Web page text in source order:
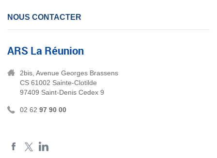
NOUS CONTACTER
ARS La Réunion
2bis, Avenue Georges Brassens
CS 61002 Sainte-Clotilde
97409 Saint-Denis Cedex 9
02 62 97 90 00